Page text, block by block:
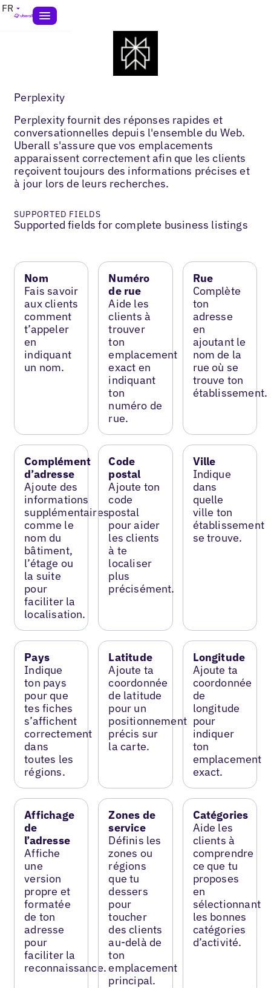
FR
Perplexity
Perplexity fournit des réponses rapides et
conversationnelles depuis l'ensemble du Web.
Uberall s'assure que vos emplacements
apparaissent correctement afin que les clients
reçoivent toujours des informations précises et
à jour lors de leurs recherches.
SUPPORTED FIELDS
Supported fields for complete business listings
Nom
Fais savoir
aux clients
comment
t’appeler
en
indiquant
un nom.
Numéro
de rue
Aide les
clients à
trouver
ton
emplacement
exact en
indiquant
ton
numéro de
rue.
Rue
Complète
ton
adresse
en
ajoutant le
nom de la
rue où se
trouve ton
établissement.
Complément
d’adresse
Ajoute des
informations
supplémentaires
comme le
nom du
bâtiment,
l’étage ou
la suite
pour
faciliter la
localisation.
Code
postal
Ajoute ton
code
postal
pour aider
les clients
à te
localiser
plus
précisément.
Ville
Indique
dans
quelle
ville ton
établissement
se trouve.
Pays
Indique
ton pays
pour que
tes fiches
s’affichent
correctement
dans
toutes les
régions.
Latitude
Ajoute ta
coordonnée
de latitude
pour un
positionnement
précis sur
la carte.
Longitude
Ajoute ta
coordonnée
de
longitude
pour
indiquer
ton
emplacement
exact.
Affichage
de
l’adresse
Affiche
une
version
propre et
formatée
de ton
adresse
pour
faciliter la
reconnaissance.
Zones de
service
Définis les
zones ou
régions
que tu
dessers
pour
toucher
des clients
au-delà de
ton
emplacement
principal.
Catégories
Aide les
clients à
comprendre
ce que tu
proposes
en
sélectionnant
les bonnes
catégories
d’activité.